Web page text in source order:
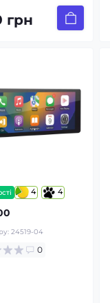
грн
4 4
24519-04
0